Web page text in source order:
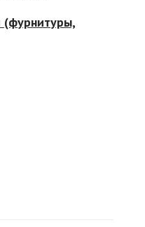
(фурнитуры,